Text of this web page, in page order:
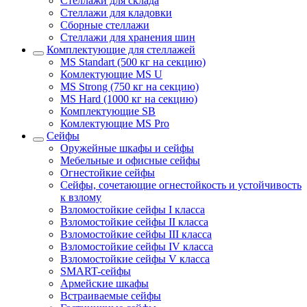
Стеллажи для кладовки
Сборные стеллажи
Стеллажи для хранения шин
Комплектующие для стеллажей
MS Standart (500 кг на секцию)
Комлектующие MS U
MS Strong (750 кг на секцию)
MS Hard (1000 кг на секцию)
Комплектующие SB
Комлектующие MS Pro
Сейфы
Оружейные шкафы и сейфы
Мебельные и офисные сейфы
Огнестойкие сейфы
Сейфы, сочетающие огнестойкость и устойчивость
к взлому
Взломостойкие сейфы I класса
Взломостойкие сейфы II класса
Взломостойкие сейфы III класса
Взломостойкие сейфы IV класса
Взломостойкие сейфы V класса
SMART-сейфы
Армейские шкафы
Встраиваемые сейфы